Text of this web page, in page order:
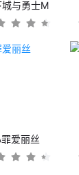
与勇士M
爱丽丝